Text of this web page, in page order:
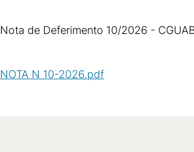
Nota de Deferimento 10/2026 -
NOTA N 10-2026.pdf